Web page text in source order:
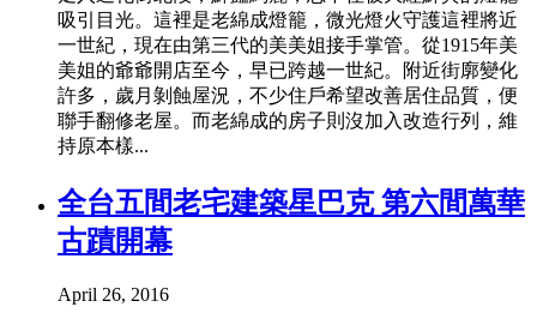
吸引目光。這裡是老綿成燈籠，微光燈火守護這裡將近
一世紀，現在由第三代的美美姐接手掌管。從1915年美
美姐的爺爺開店至今，早已跨越一世紀。附近街廓變化
許多，歲月剝蝕屋況，不少住戶希望改善居住品質，便
聯手翻修老屋。而老綿成的房子則沒加入改造行列，維
持原本樣...
全台五間老宅建築星巴克 第六間萬華
古蹟開幕
April 26, 2016